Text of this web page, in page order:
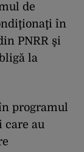
de
în
PNRR şi
la
programul
care au